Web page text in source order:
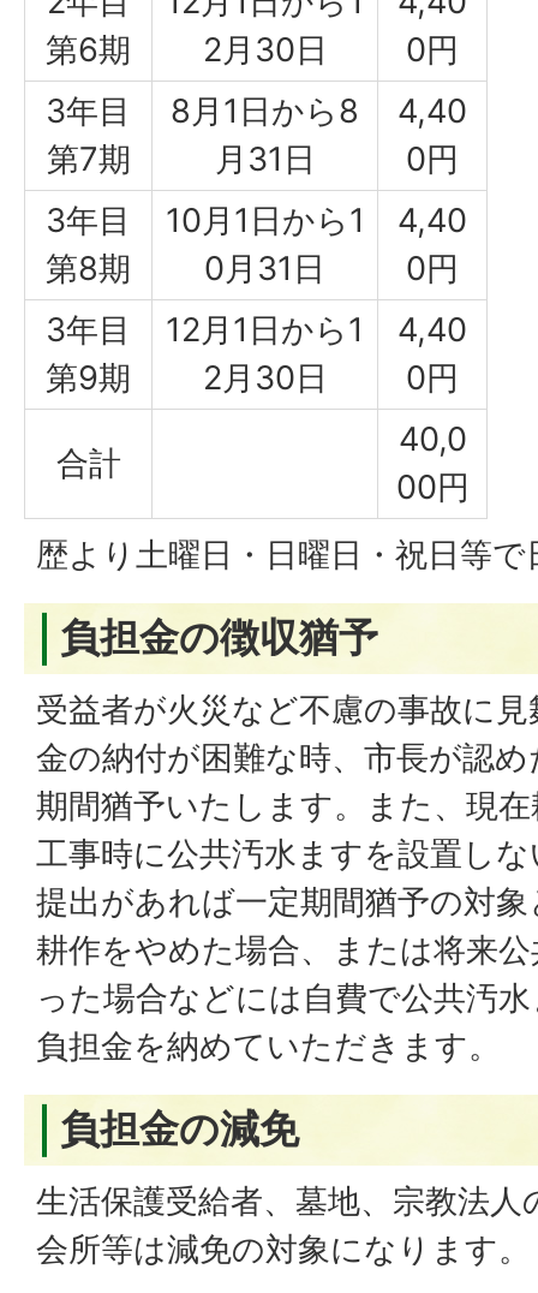
第6期
2月30日
0円
3年目
第7期
8月1日から8
月31日
4,40
0円
3年目
第8期
10月1日から1
0月31日
4,40
0円
3年目
第9期
12月1日から1
2月30日
4,40
0円
合計
40,0
00円
歴より土曜日・日曜日・祝日等
負担金の徴収猶予
受益者が火災など不慮の事故に
金の納付が困難な時、市長が認
期間猶予いたします。また、現
工事時に公共汚水ますを設置し
提出があれば一定期間猶予の対
耕作をやめた場合、または将来
った場合などには自費で公共汚
負担金を納めていただきます。
負担金の減免
生活保護受給者、墓地、宗教法
会所等は減免の対象になります。